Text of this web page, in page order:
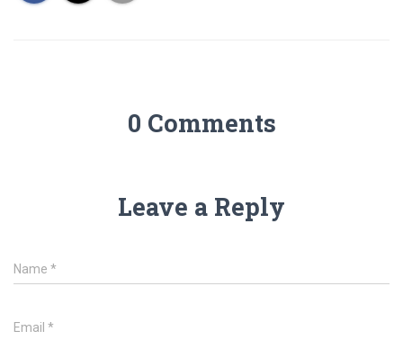
0 Comments
Leave a Reply
Name *
Email *